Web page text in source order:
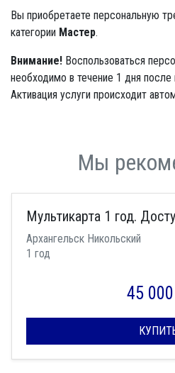
Вы приобретаете персональную
категории Мастер.
Внимание! Воспользоваться
необходимо в течение 1 дня после
Активация услуги происходит
Мы
Мультикарта 1 год.
Архангельск Никольский
1 год
45 000